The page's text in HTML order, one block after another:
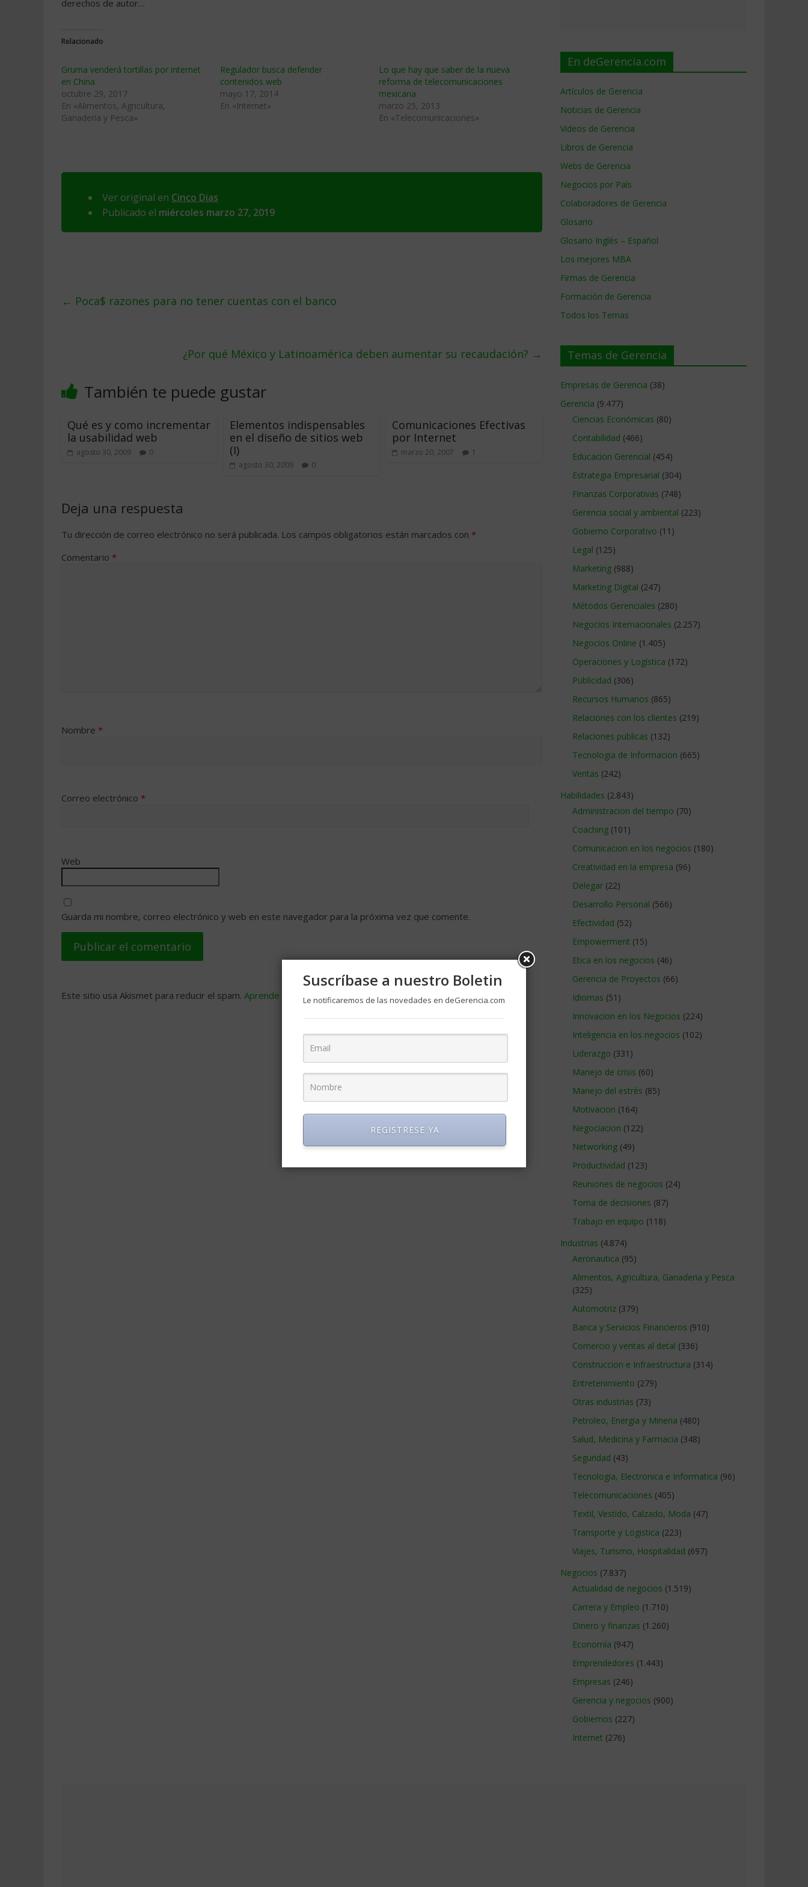
derechos de autor…
Relacionado
Gruma venderá tortillas por internet
en China
octubre 29, 2017
En «Alimentos, Agricultura,
Ganaderia y Pesca»
Regulador busca defender
contenidos web
mayo 17, 2014
En «Internet»
Lo que hay que saber de la nueva
reforma de telecomunicaciones
mexicana
marzo 25, 2013
En «Telecomunicaciones»
Ver original en Cinco Dias
Publicado el miércoles marzo 27, 2019
← Poca$ razones para no tener cuentas con el banco
¿Por qué México y Latinoamérica deben aumentar su recaudación? →
También te puede gustar
Qué es y como incrementar
la usabilidad web
agosto 30, 2009 0
Elementos indispensables
en el diseño de sitios web
(I)
agosto 30, 2009 0
Comunicaciones Efectivas
por Internet
marzo 20, 2007 1
Deja una respuesta
Tu dirección de correo electrónico no será publicada. Los campos obligatorios están marcados con *
Comentario *
Nombre *
Correo electrónico *
Web
Guarda mi nombre, correo electrónico y web en este navegador para la próxima vez que comente.
Este sitio usa Akismet para reducir el spam. Aprende cómo se procesan los datos de tus comentarios .
En deGerencia.com
Artículos de Gerencia
Noticias de Gerencia
Videos de Gerencia
Libros de Gerencia
Webs de Gerencia
Negocios por País
Colaboradores de Gerencia
Glosario
Glosario Inglés – Español
Los mejores MBA
Firmas de Gerencia
Formación de Gerencia
Todos los Temas
Temas de Gerencia
Empresas de Gerencia (38)
Gerencia (9.477)
Ciencias Económicas (80)
Contabilidad (466)
Educacion Gerencial (454)
Estrategia Empresarial (304)
Finanzas Corporativas (748)
Gerencia social y ambiental (223)
Gobierno Corporativo (11)
Legal (125)
Marketing (988)
Marketing Digital (247)
Métodos Gerenciales (280)
Negocios Internacionales (2.257)
Negocios Online (1.405)
Operaciones y Logística (172)
Publicidad (306)
Recursos Humanos (865)
Relaciones con los clientes (219)
Relaciones publicas (132)
Tecnologia de Informacion (665)
Ventas (242)
Habilidades (2.843)
Administracion del tiempo (70)
Coaching (101)
Comunicacion en los negocios (180)
Creatividad en la empresa (96)
Delegar (22)
Desarrollo Personal (566)
Efectividad (52)
Empowerment (15)
Etica en los negocios (46)
Gerencia de Proyectos (66)
Idiomas (51)
Innovacion en los Negocios (224)
Inteligencia en los negocios (102)
Liderazgo (331)
Manejo de crisis (60)
Manejo del estrés (85)
Motivacion (164)
Negociacion (122)
Networking (49)
Productividad (123)
Reuniones de negocios (24)
Toma de decisiones (87)
Trabajo en equipo (118)
Industrias (4.874)
Aeronautica (95)
Alimentos, Agricultura, Ganaderia y Pesca
(325)
Automotriz (379)
Banca y Servicios Financieros (910)
Comercio y ventas al detal (336)
Construccion e Infraestructura (314)
Entretenimiento (279)
Otras industrias (73)
Petroleo, Energia y Mineria (480)
Salud, Medicina y Farmacia (348)
Seguridad (43)
Tecnologia, Electronica e Informatica (96)
Telecomunicaciones (405)
Textil, Vestido, Calzado, Moda (47)
Transporte y Logistica (223)
Viajes, Turismo, Hospitalidad (697)
Negocios (7.837)
Actualidad de negocios (1.519)
Carrera y Empleo (1.710)
Dinero y finanzas (1.260)
Economía (947)
Emprendedores (1.443)
Empresas (246)
Gerencia y negocios (900)
Gobiernos (227)
Internet (276)
Suscríbase a nuestro Boletin
Le notificaremos de las novedades en deGerencia.com
REGISTRESE YA